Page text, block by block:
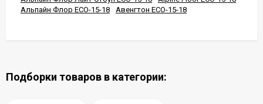
Альпайн Флор ECO-15-18
Авенгтон ECO-15-18
Подборки товаров в категории: